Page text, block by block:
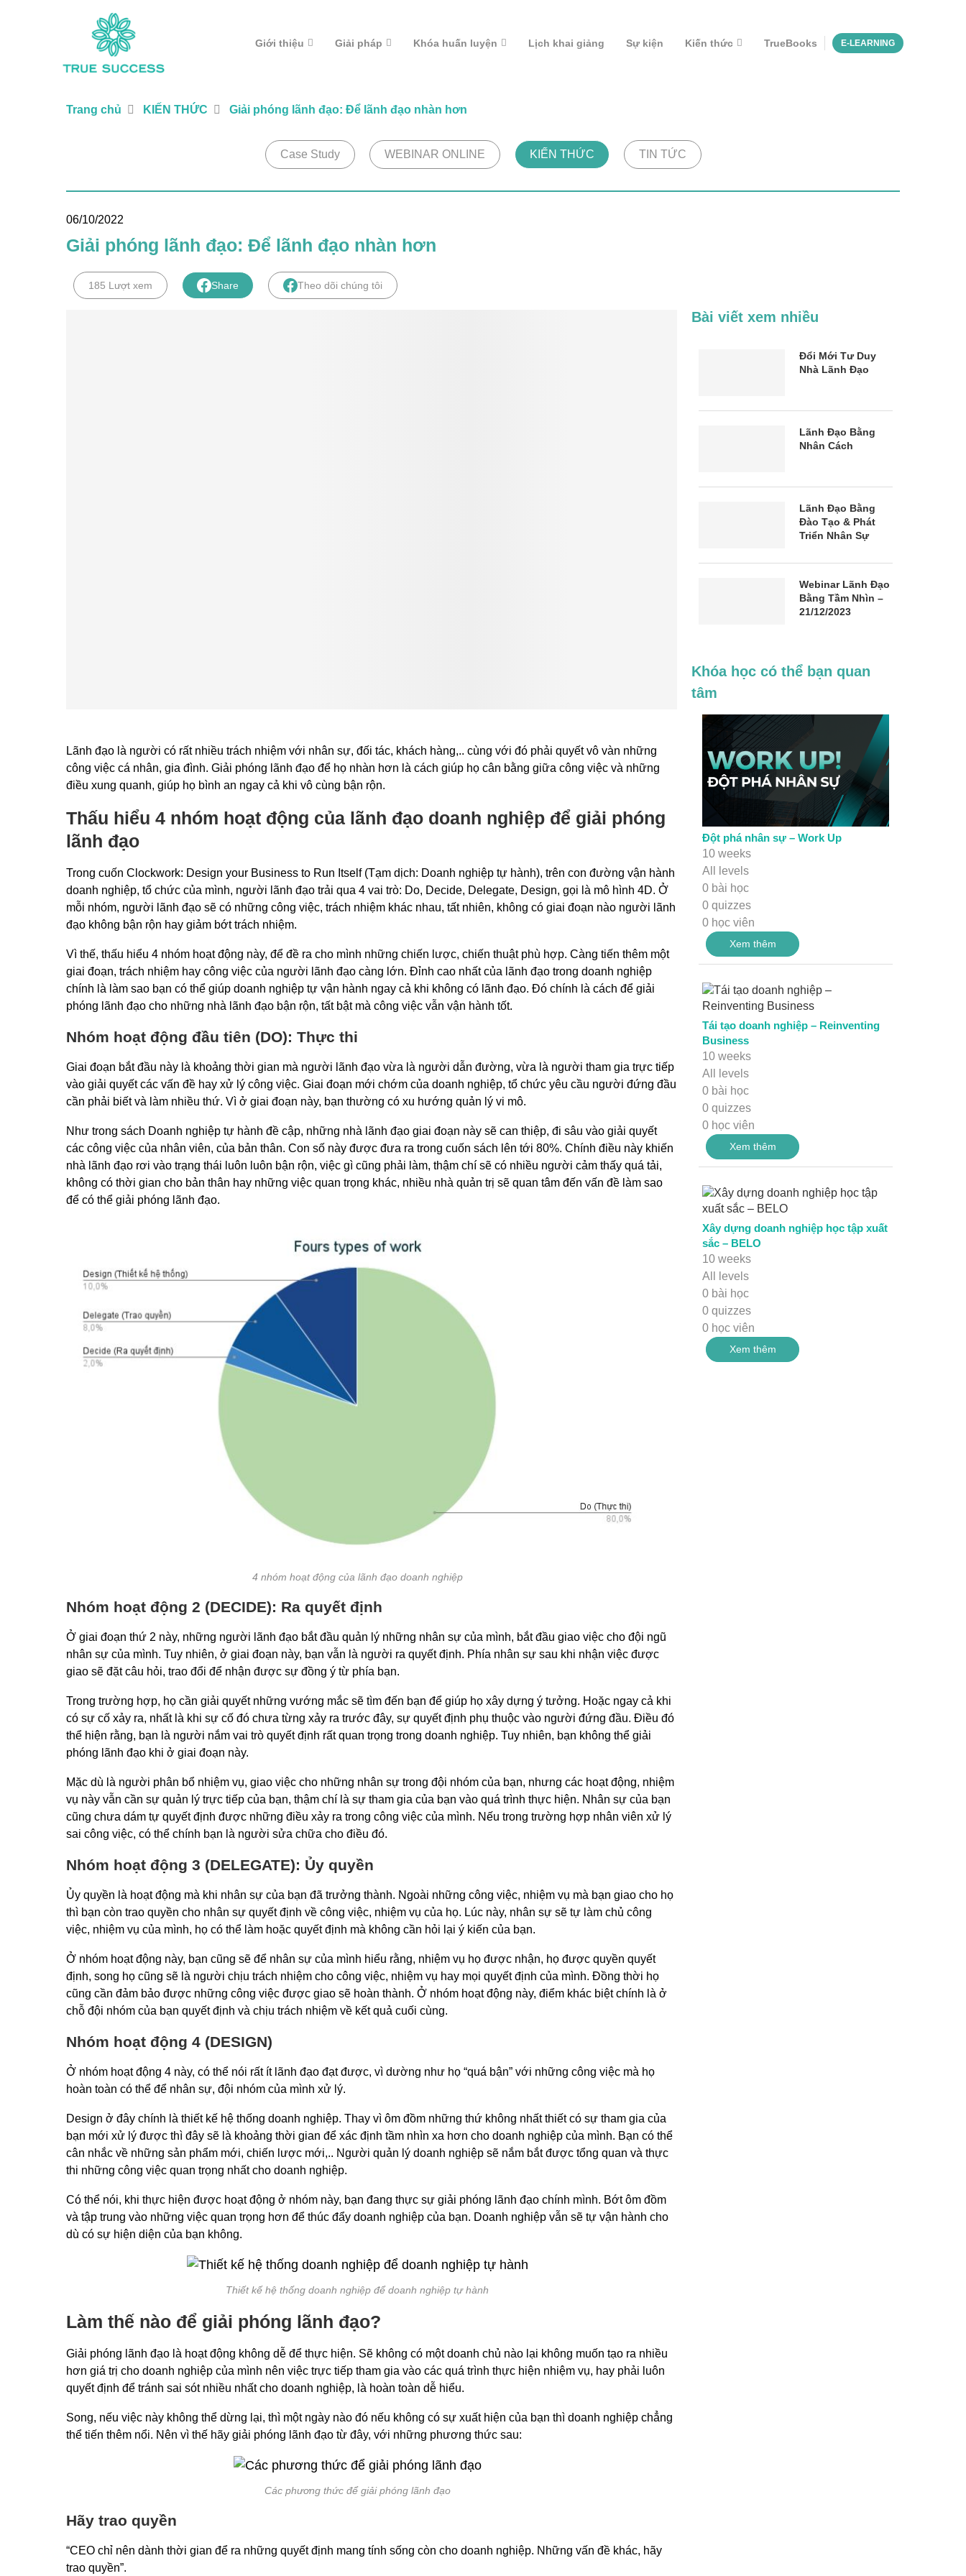
Giới thiệu Giải pháp Khóa huấn luyện Lịch khai giảng Sự kiện Kiến thức TrueBooks E-LEARNING
Trang chủ KIẾN THỨC Giải phóng lãnh đạo: Để lãnh đạo nhàn hơn
Case Study WEBINAR ONLINE KIẾN THỨC TIN TỨC
06/10/2022
Giải phóng lãnh đạo: Để lãnh đạo nhàn hơn
185 Lượt xem Share Theo dõi chúng tôi
Lãnh đạo là người có rất nhiều trách nhiệm với nhân sự, đối tác, khách hàng,.. cùng với đó phải quyết vô vàn những
công việc cá nhân, gia đình. Giải phóng lãnh đạo để họ nhàn hơn là cách giúp họ cân bằng giữa công việc và những
điều xung quanh, giúp họ bình an ngay cả khi vô cùng bận rộn.
Thấu hiểu 4 nhóm hoạt động của lãnh đạo doanh nghiệp để giải phóng
lãnh đạo
Trong cuốn Clockwork: Design your Business to Run Itself (Tạm dịch: Doanh nghiệp tự hành), trên con đường vận hành
doanh nghiệp, tổ chức của mình, người lãnh đạo trải qua 4 vai trò: Do, Decide, Delegate, Design, gọi là mô hình 4D. Ở
mỗi nhóm, người lãnh đạo sẽ có những công việc, trách nhiệm khác nhau, tất nhiên, không có giai đoạn nào người lãnh
đạo không bận rộn hay giảm bớt trách nhiệm.
Vì thế, thấu hiểu 4 nhóm hoạt động này, để đề ra cho mình những chiến lược, chiến thuật phù hợp. Càng tiến thêm một
giai đoạn, trách nhiệm hay công việc của người lãnh đạo càng lớn. Đỉnh cao nhất của lãnh đạo trong doanh nghiệp
chính là làm sao bạn có thể giúp doanh nghiệp tự vận hành ngay cả khi không có lãnh đạo. Đó chính là cách để giải
phóng lãnh đạo cho những nhà lãnh đạo bận rộn, tất bật mà công việc vẫn vận hành tốt.
Nhóm hoạt động đầu tiên (DO): Thực thi
Giai đoạn bắt đầu này là khoảng thời gian mà người lãnh đạo vừa là người dẫn đường, vừa là người tham gia trực tiếp
vào giải quyết các vấn đề hay xử lý công việc. Giai đoạn mới chớm của doanh nghiệp, tổ chức yêu cầu người đứng đầu
cần phải biết và làm nhiều thứ. Vì ở giai đoạn này, bạn thường có xu hướng quản lý vi mô.
Như trong sách Doanh nghiệp tự hành đề cập, những nhà lãnh đạo giai đoạn này sẽ can thiệp, đi sâu vào giải quyết
các công việc của nhân viên, của bản thân. Con số này được đưa ra trong cuốn sách lên tới 80%. Chính điều này khiến
nhà lãnh đạo rơi vào trạng thái luôn luôn bận rộn, việc gì cũng phải làm, thậm chí sẽ có nhiều người cảm thấy quá tải,
không có thời gian cho bản thân hay những việc quan trọng khác, nhiều nhà quản trị sẽ quan tâm đến vấn đề làm sao
để có thể giải phóng lãnh đạo.
4 nhóm hoạt động của lãnh đạo doanh nghiệp
Nhóm hoạt động 2 (DECIDE): Ra quyết định
Ở giai đoạn thứ 2 này, những người lãnh đạo bắt đầu quản lý những nhân sự của mình, bắt đầu giao việc cho đội ngũ
nhân sự của mình. Tuy nhiên, ở giai đoạn này, bạn vẫn là người ra quyết định. Phía nhân sự sau khi nhận việc được
giao sẽ đặt câu hỏi, trao đổi để nhận được sự đồng ý từ phía bạn.
Trong trường hợp, họ cần giải quyết những vướng mắc sẽ tìm đến bạn để giúp họ xây dựng ý tưởng. Hoặc ngay cả khi
có sự cố xảy ra, nhất là khi sự cố đó chưa từng xảy ra trước đây, sự quyết định phụ thuộc vào người đứng đầu. Điều đó
thể hiện rằng, bạn là người nắm vai trò quyết định rất quan trọng trong doanh nghiệp. Tuy nhiên, bạn không thể giải
phóng lãnh đạo khi ở giai đoạn này.
Mặc dù là người phân bổ nhiệm vụ, giao việc cho những nhân sự trong đội nhóm của bạn, nhưng các hoạt động, nhiệm
vụ này vẫn cần sự quản lý trực tiếp của bạn, thậm chí là sự tham gia của bạn vào quá trình thực hiện. Nhân sự của bạn
cũng chưa dám tự quyết định được những điều xảy ra trong công việc của mình. Nếu trong trường hợp nhân viên xử lý
sai công việc, có thể chính bạn là người sửa chữa cho điều đó.
Nhóm hoạt động 3 (DELEGATE): Ủy quyền
Ủy quyền là hoạt động mà khi nhân sự của bạn đã trưởng thành. Ngoài những công việc, nhiệm vụ mà bạn giao cho họ
thì bạn còn trao quyền cho nhân sự quyết định về công việc, nhiệm vụ của họ. Lúc này, nhân sự sẽ tự làm chủ công
việc, nhiệm vụ của mình, họ có thể làm hoặc quyết định mà không cần hỏi lại ý kiến của bạn.
Ở nhóm hoạt động này, bạn cũng sẽ để nhân sự của mình hiểu rằng, nhiệm vụ họ được nhận, họ được quyền quyết
định, song họ cũng sẽ là người chịu trách nhiệm cho công việc, nhiệm vụ hay mọi quyết định của mình. Đồng thời họ
cũng cần đảm bảo được những công việc được giao sẽ hoàn thành. Ở nhóm hoạt động này, điểm khác biệt chính là ở
chỗ đội nhóm của bạn quyết định và chịu trách nhiệm về kết quả cuối cùng.
Nhóm hoạt động 4 (DESIGN)
Ở nhóm hoạt động 4 này, có thể nói rất ít lãnh đạo đạt được, vì dường như họ “quá bận” với những công việc mà họ
hoàn toàn có thể để nhân sự, đội nhóm của mình xử lý.
Design ở đây chính là thiết kế hệ thống doanh nghiệp. Thay vì ôm đồm những thứ không nhất thiết có sự tham gia của
bạn mới xử lý được thì đây sẽ là khoảng thời gian để xác định tầm nhìn xa hơn cho doanh nghiệp của mình. Bạn có thể
cân nhắc về những sản phẩm mới, chiến lược mới,.. Người quản lý doanh nghiệp sẽ nắm bắt được tổng quan và thực
thi những công việc quan trọng nhất cho doanh nghiệp.
Có thể nói, khi thực hiện được hoạt động ở nhóm này, bạn đang thực sự giải phóng lãnh đạo chính mình. Bớt ôm đồm
và tập trung vào những việc quan trọng hơn để thúc đẩy doanh nghiệp của bạn. Doanh nghiệp vẫn sẽ tự vận hành cho
dù có sự hiện diện của bạn không.
Thiết kế hệ thống doanh nghiệp để doanh nghiệp tự hành
Làm thế nào để giải phóng lãnh đạo?
Giải phóng lãnh đạo là hoạt động không dễ để thực hiện. Sẽ không có một doanh chủ nào lại không muốn tạo ra nhiều
hơn giá trị cho doanh nghiệp của mình nên việc trực tiếp tham gia vào các quá trình thực hiện nhiệm vụ, hay phải luôn
quyết định để tránh sai sót nhiều nhất cho doanh nghiệp, là hoàn toàn dễ hiểu.
Song, nếu việc này không thể dừng lại, thì một ngày nào đó nếu không có sự xuất hiện của bạn thì doanh nghiệp chẳng
thể tiến thêm nổi. Nên vì thế hãy giải phóng lãnh đạo từ đây, với những phương thức sau:
Các phương thức để giải phóng lãnh đạo
Hãy trao quyền
“CEO chỉ nên dành thời gian để ra những quyết định mang tính sống còn cho doanh nghiệp. Những vấn đề khác, hãy
trao quyền”.
Bài viết xem nhiều
Đổi Mới Tư Duy
Nhà Lãnh Đạo
Lãnh Đạo Bằng
Nhân Cách
Lãnh Đạo Bằng
Đào Tạo & Phát
Triển Nhân Sự
Webinar Lãnh Đạo
Bằng Tầm Nhìn –
21/12/2023
Khóa học có thể bạn quan
tâm
Đột phá nhân sự – Work Up
10 weeks
All levels
0 bài học
0 quizzes
0 học viên
Xem thêm
Tái tạo doanh nghiệp – Reinventing
Business
10 weeks
All levels
0 bài học
0 quizzes
0 học viên
Xem thêm
Xây dựng doanh nghiệp học tập xuất
sắc – BELO
10 weeks
All levels
0 bài học
0 quizzes
0 học viên
Xem thêm